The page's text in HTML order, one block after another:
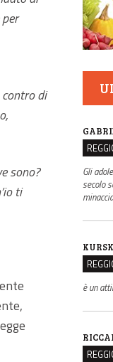
di
sono?
ti
Gli
secolo
KURSK
è un